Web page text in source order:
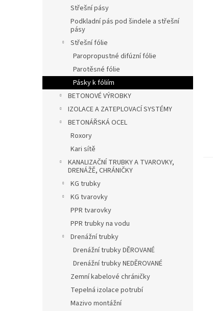
Střešní pásy
Podkladní pás pod šindele a střešní
pásy
Střešní fólie
Paropropustné difúzní fólie
Parotěsné fólie
Pásky k fóliím
BETONOVÉ VÝROBKY
IZOLACE A ZATEPLOVACÍ SYSTÉMY
BETONÁŘSKÁ OCEL
Roxory
Kari sítě
KANALIZAČNÍ TRUBKY A TVAROVKY,
DRENÁŽĚ, CHRÁNIČKY
KG trubky
KG tvarovky
PPR tvarovky
PPR trubky na vodu
Drenážní trubky
Drenážní trubky DĚROVANÉ
Drenážní trubky NEDĚROVANÉ
Zemní kabelové chráničky
Tepelná izolace potrubí
Mazivo montážní